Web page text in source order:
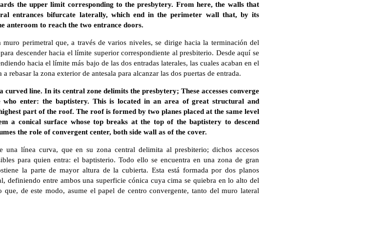
the upper limit corresponding to the presbytery. From here, the walls that
entrances bifurcate laterally, which end in the perimeter wall that, by its
anteroom to reach the two entrance doors.
perimetral que, a través de varios niveles, se dirige hacia la terminación del
descender hacia el límite superior correspondiente al presbiterio. Desde aquí se
hacia el límite más bajo de las dos entradas laterales, las cuales acaban en el
rebasar la zona exterior de antesala para alcanzar las dos puertas de entrada.
curved line. In its central zone delimits the presbytery; These accesses converge
enter: the baptistery. This is located in an area of ​​great structural and
part of the roof. The roof is formed by two planes placed at the same level
a conical surface whose top breaks at the top of the baptistery to descend
the role of convergent center, both side wall as of the cover.
línea curva, que en su zona central delimita al presbiterio; dichos accesos
para quien entra: el baptisterio. Todo ello se encuentra en una zona de gran
la parte de mayor altura de la cubierta. Esta está formada por dos planos
definiendo entre ambos una superficie cónica cuya cima se quiebra en lo alto del
que, de este modo, asume el papel de centro convergente, tanto del muro lateral